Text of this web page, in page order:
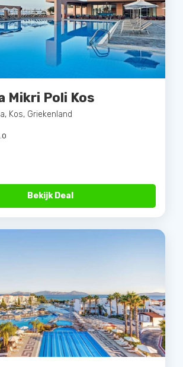
Mikri Poli Kos
Kos, Griekenland
Bekijk Deal